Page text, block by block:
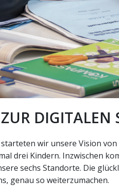
DIGITALEN
wir unsere Vision
drei Kindern. Inzwischen
sechs Standorte. Die
genau so weiterzumachen.